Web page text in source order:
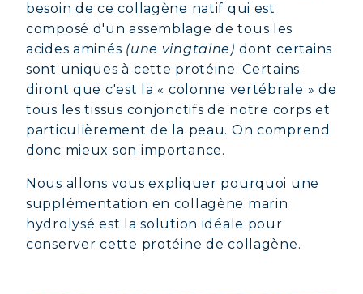
besoin de ce collagène natif qui est
composé d'un assemblage de tous les
acides aminés (une vingtaine) dont certains
sont uniques à cette protéine. Certains
diront que c'est la « colonne vertébrale » de
tous les tissus conjonctifs de notre corps et
particulièrement de la peau. On comprend
donc mieux son importance.
Nous allons vous expliquer pourquoi une
supplémentation en collagène marin
hydrolysé est la solution idéale pour
conserver cette protéine de collagène.